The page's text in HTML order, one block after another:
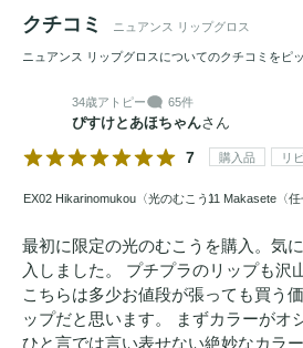
クチコミ ニュアンス リップグロス
ニュアンス リップグロスについてのクチコミをピ
34歳アトピー 65件
ぴすけとあほちゃんさん
7 購入品 リ
EX02 Hikarinomukou〈光のむこう〉11 Makasete〈任
最初に限定の光のむこうを購入。気
入しました。 プチプラのリップも沢
こちらは多少お値段が張っても買う
ップだと思います。 まずカラーがオ
ひと言では言い表せない絶妙なカラ